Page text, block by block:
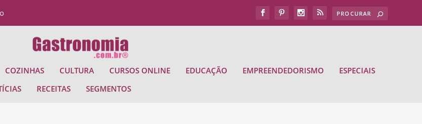
COZINHAS CULTURA CURSOS ONLINE EDUCAÇÃO EMPREENDEDORISMO
ESPECIAIS
RECEITAS SEGMENTOS